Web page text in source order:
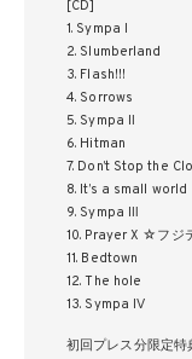
[CD]
1. Sympa Ⅰ
2. Slumberland
3. Flash!!!
4. Sorrows
5. Sympa Ⅱ
6. Hitman
7. Don’t Stop the
8. It’s a small world
9. Sympa Ⅲ
10. Prayer X ☆フジ
11. Bedtown
12. The hole
13. Sympa Ⅳ
初回プレス分限定特